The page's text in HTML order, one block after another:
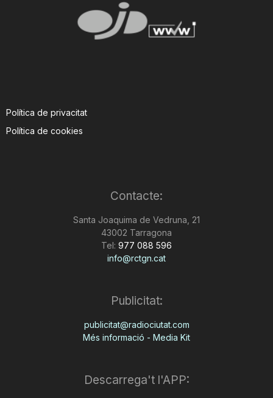
Política de privacitat
Política de cookies
Contacte:
Santa Joaquima de Vedruna, 21
43002 Tarragona
Tel: 977 088 596
info@rctgn.cat
Publicitat:
publicitat@radiociutat.com
Més informació - Media Kit
Descarrega't l'APP: